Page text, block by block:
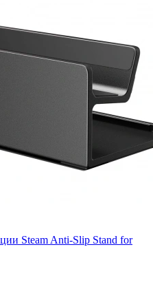
Steam Anti-Slip Stand for